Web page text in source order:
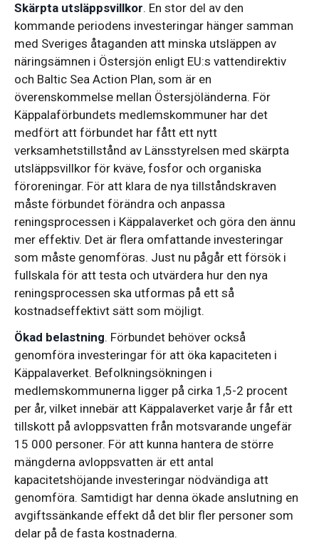
Skärpta utsläppsvillkor. En stor del av den
kommande periodens investeringar hänger samman
med Sveriges åtaganden att minska utsläppen av
näringsämnen i Östersjön enligt EU:s vattendirektiv
och Baltic Sea Action Plan, som är en
överenskommelse mellan Östersjöländerna. För
Käppalaförbundets medlemskommuner har det
medfört att förbundet har fått ett nytt
verksamhetstillstånd av Länsstyrelsen med skärpta
utsläppsvillkor för kväve, fosfor och organiska
föroreningar. För att klara de nya tillståndskraven
måste förbundet förändra och anpassa
reningsprocessen i Käppalaverket och göra den ännu
mer effektiv. Det är flera omfattande investeringar
som måste genomföras. Just nu pågår ett försök i
fullskala för att testa och utvärdera hur den nya
reningsprocessen ska utformas på ett så
kostnadseffektivt sätt som möjligt.
Ökad belastning. Förbundet behöver också
genomföra investeringar för att öka kapaciteten i
Käppalaverket. Befolkningsökningen i
medlemskommunerna ligger på cirka 1,5-2 procent
per år, vilket innebär att Käppalaverket varje år får ett
tillskott på avloppsvatten från motsvarande ungefär
15 000 personer. För att kunna hantera de större
mängderna avloppsvatten är ett antal
kapacitetshöjande investeringar nödvändiga att
genomföra. Samtidigt har denna ökade anslutning en
avgiftssänkande effekt då det blir fler personer som
delar på de fasta kostnaderna.